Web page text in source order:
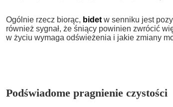
Ogólnie rzecz biorąc, bidet w senniku jest
również sygnał, że śniący powinien zwrócić
w życiu wymaga odświeżenia i jakie zmiany
Podświadome pragnienie czystości